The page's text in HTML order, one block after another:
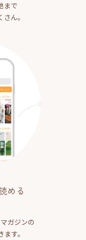
まで
ん。
める
ガジンの
す。